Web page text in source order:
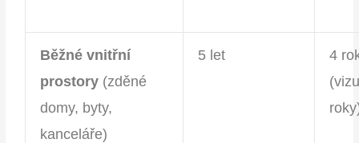
Běžné vnitřní
prostory (zděné
domy, byty,
kanceláře)
5 let
4